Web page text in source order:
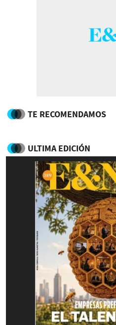
TE RECOMENDAMOS
ULTIMA EDICIÓN